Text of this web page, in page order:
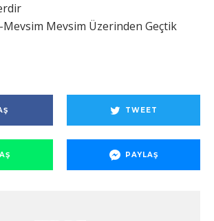
Mevsim Mevsim Üzerinden Geçtik
TWEET
PAYLAŞ